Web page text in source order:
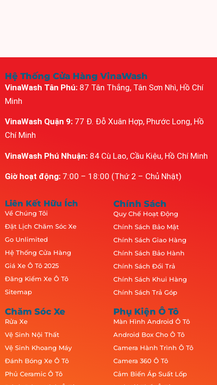
Hệ Thống Cửa Hàng VinaWash
VinaWash Tân Phú: 87 Tân Thắng, Tân Sơn Nhì, Hồ Chí
Minh
VinaWash Quận 9: 77 Đ. Đỗ Xuân Hợp, Phước Long, Hồ
Chí Minh
VinaWash Phú Nhuận: 84 Cù Lao, Cầu Kiệu, Hồ Chí Minh
Giờ hoạt động: 7:00 – 18:00 (Thứ 2 – Chủ Nhật)
Liên Kết Hữu Ích
Về Chúng Tôi
Đặt Lịch Chăm Sóc Xe
Go Unlimited
Hệ Thống Cửa Hàng
Giá Xe Ô Tô 2025
Đăng Kiểm Xe Ô Tô
Sitemap
Chính Sách
Quy Chế Hoạt Động
Chính Sách Bảo Mật
Chính Sách Giao Hàng
Chính Sách Bảo Hành
Chính Sách Đổi Trả
Chính Sách Khui Hàng
Chính Sách Trả Góp
Chăm Sóc Xe
Rửa Xe
Vệ Sinh Nội Thất
Vệ Sinh Khoang Máy
Đánh Bóng Xe Ô Tô
Phủ Ceramic Ô Tô
Phụ Kiện Ô Tô
Màn Hình Android Ô Tô
Android Box Cho Ô Tô
Camera Hành Trình Ô Tô
Camera 360 Ô Tô
Cảm Biến Áp Suất Lốp